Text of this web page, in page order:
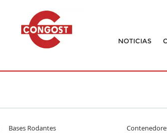
NOTICIAS
Bases Rodantes